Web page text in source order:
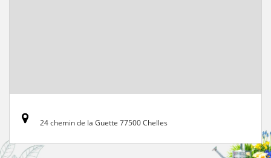
24 chemin de la Guette 77500 Chelles